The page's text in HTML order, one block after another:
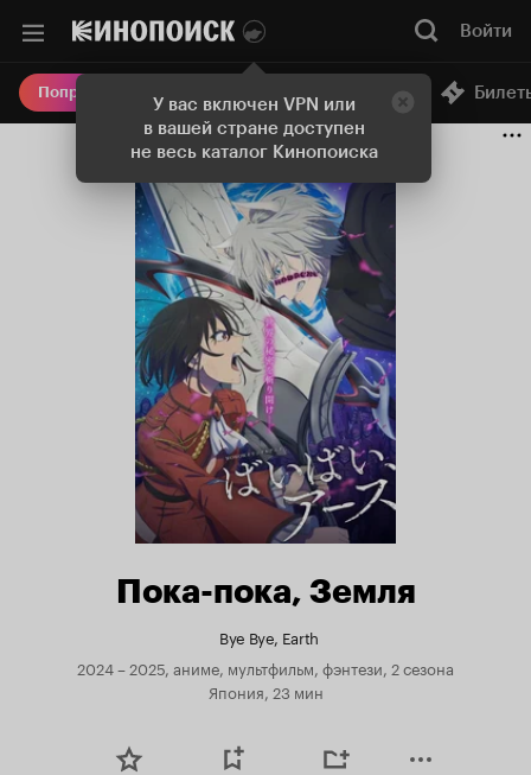
У вас включен VPN или
в вашей стране доступен
не весь каталог Кинопоиска
Войти
Попробовать Плюс Онлайн-кинотеатр
Пока-пока, Земля
Bye Bye, Earth
2024 – 2025, аниме, мультфильм, фэнтези, 2 сезона
Япония, 23 мин